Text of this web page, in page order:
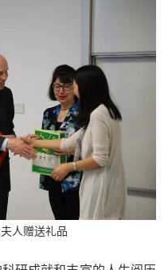
人赠送礼品